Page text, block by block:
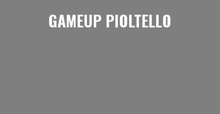
GAMEUP PIOLTELLO